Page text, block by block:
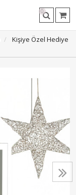
0
Kişiye Özel Hediye